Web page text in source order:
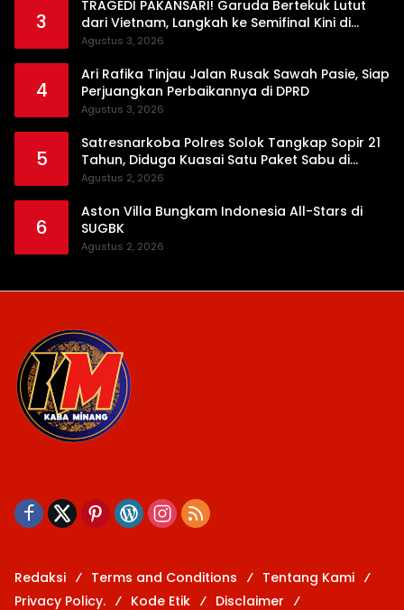
3
TRAGEDI PAKANSARI! Garuda Bertekuk Lutut
dari Vietnam, Langkah ke Semifinal Kini di
Ujung Tanduk
Agustus 3, 2026
4
Ari Rafika Tinjau Jalan Rusak Sawah Pasie, Siap
Perjuangkan Perbaikannya di DPRD
Agustus 3, 2026
5
Satresnarkoba Polres Solok Tangkap Sopir 21
Tahun, Diduga Kuasai Satu Paket Sabu di
Kubung
Agustus 2, 2026
6
Aston Villa Bungkam Indonesia All-Stars di
SUGBK
Agustus 2, 2026
Redaksi Terms and Conditions
Tentang Kami
Privacy Policy.
Kode Etik Disclaimer